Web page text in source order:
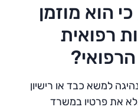
הוא מוזמן
רפואית
למשא כבד או רישיון
את פרטיו במשרד